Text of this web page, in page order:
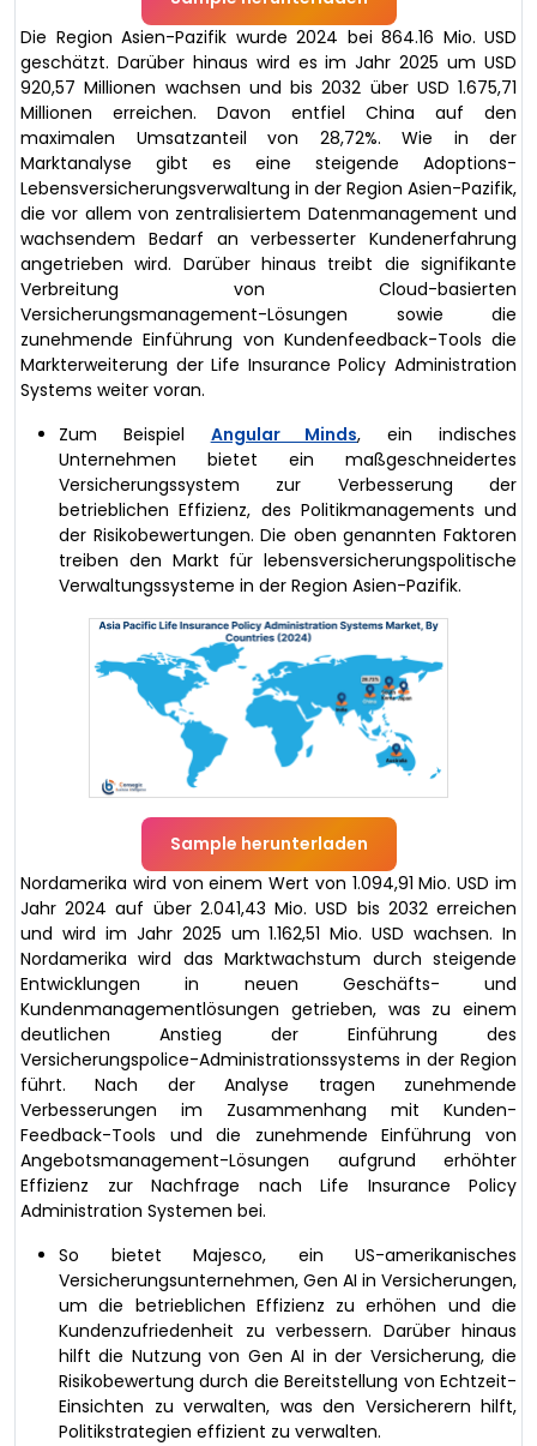
Die Region Asien-Pazifik wurde 2024 bei 864.16 Mio. USD
geschätzt. Darüber hinaus wird es im Jahr 2025 um USD
920,57 Millionen wachsen und bis 2032 über USD 1.675,71
Millionen erreichen. Davon entfiel China auf den
maximalen Umsatzanteil von 28,72%. Wie in der
Marktanalyse gibt es eine steigende Adoptions-
Lebensversicherungsverwaltung in der Region Asien-Pazifik,
die vor allem von zentralisiertem Datenmanagement und
wachsendem Bedarf an verbesserter Kundenerfahrung
angetrieben wird. Darüber hinaus treibt die signifikante
Verbreitung von Cloud-basierten
Versicherungsmanagement-Lösungen sowie die
zunehmende Einführung von Kundenfeedback-Tools die
Markterweiterung der Life Insurance Policy Administration
Systems weiter voran.
Zum Beispiel Angular Minds, ein indisches
Unternehmen bietet ein maßgeschneidertes
Versicherungssystem zur Verbesserung der
betrieblichen Effizienz, des Politikmanagements und
der Risikobewertungen. Die oben genannten Faktoren
treiben den Markt für lebensversicherungspolitische
Verwaltungssysteme in der Region Asien-Pazifik.
Sample herunterladen
Nordamerika wird von einem Wert von 1.094,91 Mio. USD im
Jahr 2024 auf über 2.041,43 Mio. USD bis 2032 erreichen
und wird im Jahr 2025 um 1.162,51 Mio. USD wachsen. In
Nordamerika wird das Marktwachstum durch steigende
Entwicklungen in neuen Geschäfts- und
Kundenmanagementlösungen getrieben, was zu einem
deutlichen Anstieg der Einführung des
Versicherungspolice-Administrationssystems in der Region
führt. Nach der Analyse tragen zunehmende
Verbesserungen im Zusammenhang mit Kunden-
Feedback-Tools und die zunehmende Einführung von
Angebotsmanagement-Lösungen aufgrund erhöhter
Effizienz zur Nachfrage nach Life Insurance Policy
Administration Systemen bei.
So bietet Majesco, ein US-amerikanisches
Versicherungsunternehmen, Gen AI in Versicherungen,
um die betrieblichen Effizienz zu erhöhen und die
Kundenzufriedenheit zu verbessern. Darüber hinaus
hilft die Nutzung von Gen AI in der Versicherung, die
Risikobewertung durch die Bereitstellung von Echtzeit-
Einsichten zu verwalten, was den Versicherern hilft,
Politikstrategien effizient zu verwalten.